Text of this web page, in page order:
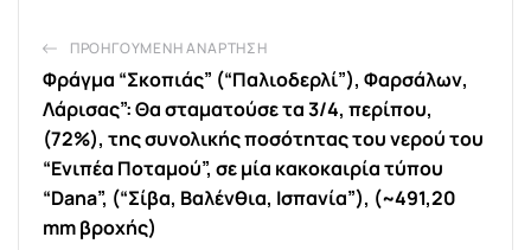
ΠΡΟΗΓΟΎΜΕΝΗ ΑΝΆΡΤΗΣΗ
Φράγμα “Σκοπιάς” (“Παλιοδερλί”), Φαρσάλων,
Λάρισας”: Θα σταματούσε τα 3/4, περίπου,
(72%), της συνολικής ποσότητας του νερού του
“Ενιπέα Ποταμού”, σε μία κακοκαιρία τύπου
“Dana”, (“Σίβα, Βαλένθια, Ισπανία”), (~491,20
mm βροχής)